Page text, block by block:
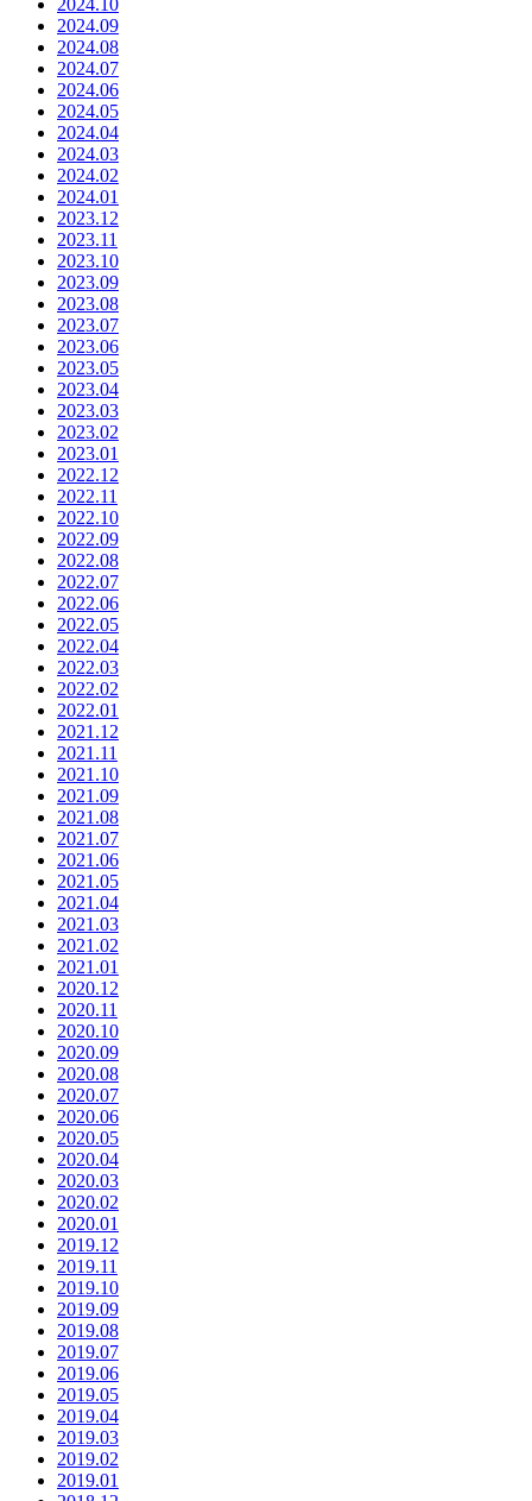
2024.10
2024.09
2024.08
2024.07
2024.06
2024.05
2024.04
2024.03
2024.02
2024.01
2023.12
2023.11
2023.10
2023.09
2023.08
2023.07
2023.06
2023.05
2023.04
2023.03
2023.02
2023.01
2022.12
2022.11
2022.10
2022.09
2022.08
2022.07
2022.06
2022.05
2022.04
2022.03
2022.02
2022.01
2021.12
2021.11
2021.10
2021.09
2021.08
2021.07
2021.06
2021.05
2021.04
2021.03
2021.02
2021.01
2020.12
2020.11
2020.10
2020.09
2020.08
2020.07
2020.06
2020.05
2020.04
2020.03
2020.02
2020.01
2019.12
2019.11
2019.10
2019.09
2019.08
2019.07
2019.06
2019.05
2019.04
2019.03
2019.02
2019.01